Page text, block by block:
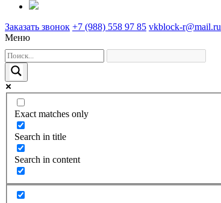
Заказать звонок +7 (988) 558 97 85 vkblock-r@mail.ru
Меню
Exact matches only
Search in title
Search in content